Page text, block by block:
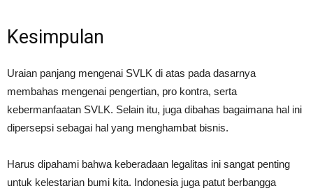
Kesimpulan
Uraian panjang mengenai SVLK di atas pada dasarnya
membahas mengenai pengertian, pro kontra, serta
kebermanfaatan SVLK. Selain itu, juga dibahas bagaimana hal ini
dipersepsi sebagai hal yang menghambat bisnis.
Harus dipahami bahwa keberadaan legalitas ini sangat penting
untuk kelestarian bumi kita. Indonesia juga patut berbangga